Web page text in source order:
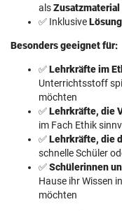
alsZusatzmaterial
✅ Inklusive
Besonders geeignet für:
✅Lehrkräfte im
Unterrichtsstoff
möchten
✅Lehrkräfte, die
im Fach Ethik
✅Lehrkräfte, die
schnelle Schüler
✅Schülerinnen
Hause ihr Wissen
möchten